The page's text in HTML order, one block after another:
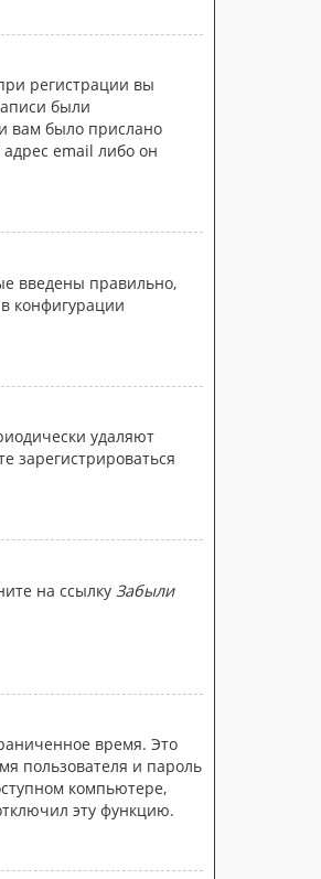
регистрации вы
были
вам было прислано
email либо он
введены правильно,
конфигурации
удаляют
зарегистрироваться
на ссылку Забыли
время. Это
пользователя и пароль
компьютере,
эту функцию.